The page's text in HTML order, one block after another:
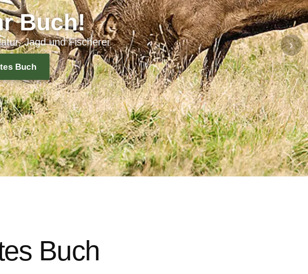
Buch!
Jagd und Fischerei
Buch
›
Buch